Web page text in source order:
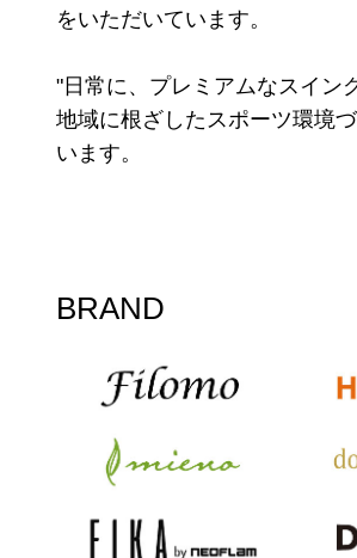
をいただいています。
"日常に、プレミアムなスイン
地域に根ざしたスポーツ環境
います。
BRAND